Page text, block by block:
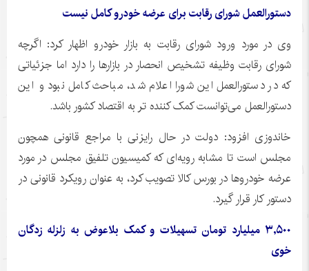
دستورالعمل شورای رقابت برای عرضه خودرو کامل نیست
وی در مورد ورود شورای رقابت به بازار خودرو اظهار کرد: اگرچه
شورای رقابت وظیفه تشخیص انحصار در بازارها را دارد اما جزئیاتی
که در دستورالعمل این شورا اعلام شد، مباحث کامل نبود و این
دستورالعمل می‌توانست کمک کننده تر به اقتصاد کشور باشد.
خاندوزی افزود: دولت در حال رایزنی با مراجع قانونی همچون
مجلس است تا مشابه رویه‌ای که کمیسیون تلفیق مجلس در مورد
عرضه خودروها در بورس کالا تصویب کرد، به عنوان رویکرد قانونی در
دستور کار قرار گیرد.
۳,۵۰۰ میلیارد تومان تسهیلات و کمک بلاعوض به زلزله زدگان
خوی